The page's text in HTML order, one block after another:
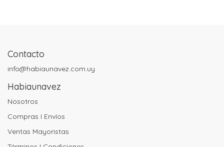
Contacto
info@habiaunavez.com.uy
Habiaunavez
Nosotros
Compras I Envíos
Ventas Mayoristas